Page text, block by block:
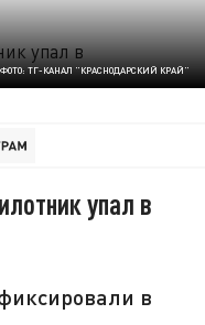
ФОТО: ТГ-КАНАЛ "КРАСНОДАРСКИЙ КРАЙ"
упал в
в